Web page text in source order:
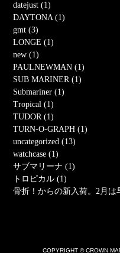
datejust (1)
DAYTONA (1)
gmt (3)
LONGE (1)
new (1)
PAULNEWMAN (1)
SUB MARINER (1)
Submariner (1)
Tropical (1)
TUDOR (1)
TURN-O-GRAPH (1)
uncategorized (13)
watchcase (1)
サブマリーナ (1)
トロピカル (1)
骨折！からの新入荷。2月は
COPYRIGHT © CROWN